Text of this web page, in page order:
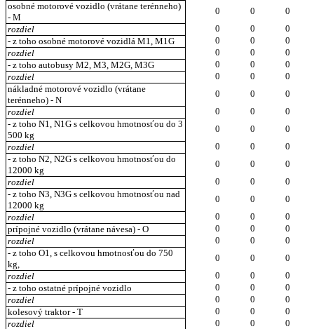
osobné motorové vozidlo (vrátane terénneho)
- M
0 0
0
rozdiel
0 0
0
- z toho osobné motorové vozidlá M1, M1G
0 0
0
rozdiel
0 0
0
- z toho autobusy M2, M3, M2G, M3G
0 0
0
rozdiel
0 0
0
nákladné motorové vozidlo (vrátane
terénneho) - N
0 0
0
rozdiel
0 0
0
- z toho N1, N1G s celkovou hmotnosťou do 3
500 kg
0 0
0
rozdiel
0 0
0
- z toho N2, N2G s celkovou hmotnosťou do
12000 kg
0 0
0
rozdiel
0 0
0
- z toho N3, N3G s celkovou hmotnosťou nad
12000 kg
0 0
0
rozdiel
0 0
0
prípojné vozidlo (vrátane návesa) - O
0 0
0
rozdiel
0 0
0
- z toho O1, s celkovou hmotnosťou do 750
kg,
0 0
0
rozdiel
0 0
0
- z toho ostatné prípojné vozidlo
0 0
0
rozdiel
0 0
0
kolesový traktor - T
0 0
0
rozdiel
0 0 0